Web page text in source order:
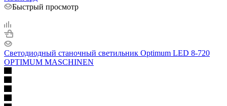
Быстрый просмотр
Светодиодный станочный светильник Optimum LED 8-720
OPTIMUM MASCHINEN